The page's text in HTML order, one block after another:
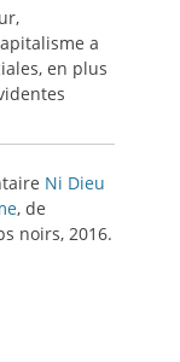
a
en plus
Ni Dieu
, de
noirs, 2016.